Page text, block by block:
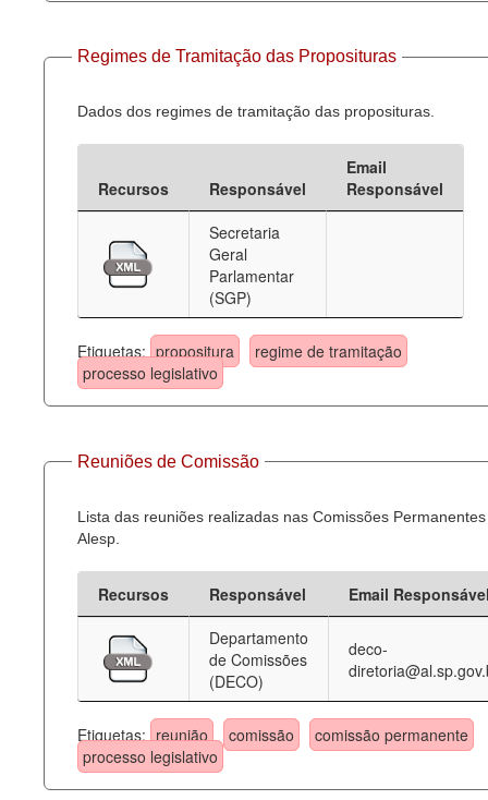
Regimes de Tramitação das Proposituras
Dados dos regimes de tramitação das proposituras.
Recursos Responsável
Email
Responsável
Secretaria
Geral
Parlamentar
(SGP)
Etiquetas: propositura
regime de tramitação
processo legislativo
Reuniões de Comissão
Lista das reuniões realizadas nas Comissões
Alesp.
Recursos Responsável
Email
Departamento
de Comissões
(DECO)
deco-
Etiquetas: reunião comissão
comissão permanente
processo legislativo